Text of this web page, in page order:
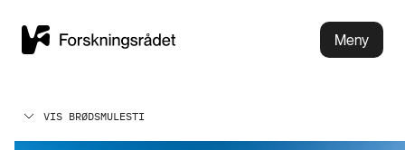
Meny
VIS BRØDSMULESTI